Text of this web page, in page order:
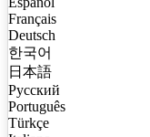
Français
Deutsch
한국어
日本語
Русский
Português
Türkçe